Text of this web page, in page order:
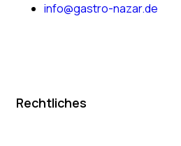
info@gastro-nazar.de
Rechtliches